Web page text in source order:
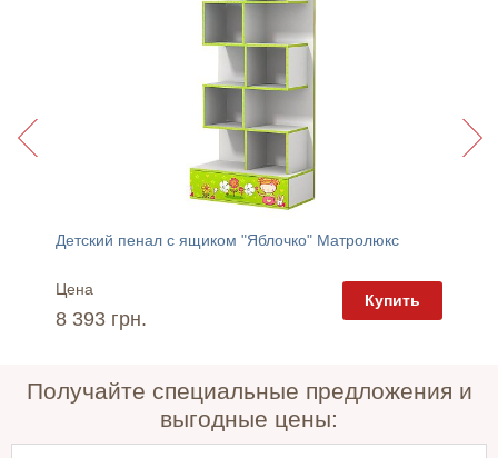
Детский пенал с ящиком "Яблочко" Матролюкс
Цена
8 393 грн.
Купить
Получайте специальные предложения и
выгодные цены: